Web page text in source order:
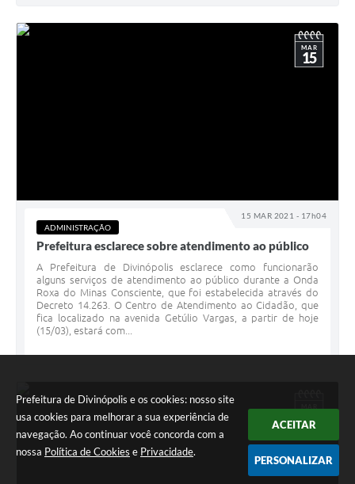
Prefeitura de Divinópolis e os cookies: nosso site
usa cookies para melhorar a sua experiência de
navegação. Ao continuar você concorda com a
nossa Política de Cookies e Privacidade.
ACEITAR
PERSONALIZAR
15 MAR 2021 - 17h04
MAR
15
ADMINISTRAÇÃO
Prefeitura esclarece sobre atendimento ao público
A Prefeitura de Divinópolis esclarece como funcionarão
alguns serviços de atendimento ao público durante a Onda
Roxa do Minas Consciente, que foi estabelecida através do
Decreto 14.263. O Centro de Atendimento ao Cidadão, que
fica localizado na avenida Getúlio Vargas, a partir de hoje
(15/03), estará com...
04